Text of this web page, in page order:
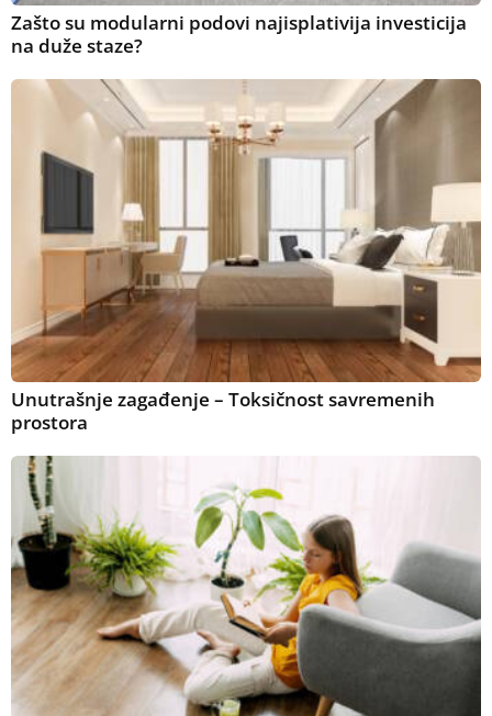
Zašto su modularni podovi najisplativija investicija
na duže staze?
Unutrašnje zagađenje – Toksičnost savremenih
prostora